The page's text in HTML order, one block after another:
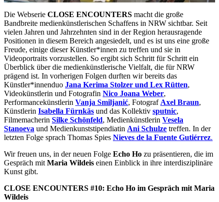
Die Webserie CLOSE ENCOUNTERS macht die große
Bandbreite medienkünstlerischen Schaffens in NRW sichtbar. Seit
vielen Jahren und Jahrzehnten sind in der Region herausragende
Positionen in diesem Bereich angesiedelt, und es ist uns eine große
Freude, einige dieser Künstler*innen zu treffen und sie in
Videoportraits vorzustellen. So ergibt sich Schritt für Schritt ein
Überblick über die medienkünstlerische Vielfalt, die für NRW
prägend ist. In vorherigen Folgen durften wir bereits das
Künstler*innenduo Jana Kerima Stolzer und Lex Rütten,
Videokünstlerin und Fotografin Nico Joana Weber,
Performancekünstlerin Vanja Smiljanić, FotografAxel Braun,
Künstlerin Isabella Fürnkäs und das Kollektiv sputnic,
Filmemacherin Silke Schönfeld, Medienkünstlerin Vesela
Stanoeva und Medienkunststipendiatin Ani Schulze treffen. In der
letzten Folge sprach Thomas Spies Nieves de la Fuente Gutiérrez.
Wir freuen uns, in der neuen Folge Echo Ho zu präsentieren, die im
Gespräch mitMaria Wildeis einen Einblick in ihre interdisziplinäre
Kunst gibt.
CLOSE ENCOUNTERS #10: Echo Ho im Gespräch mit Maria
Wildeis